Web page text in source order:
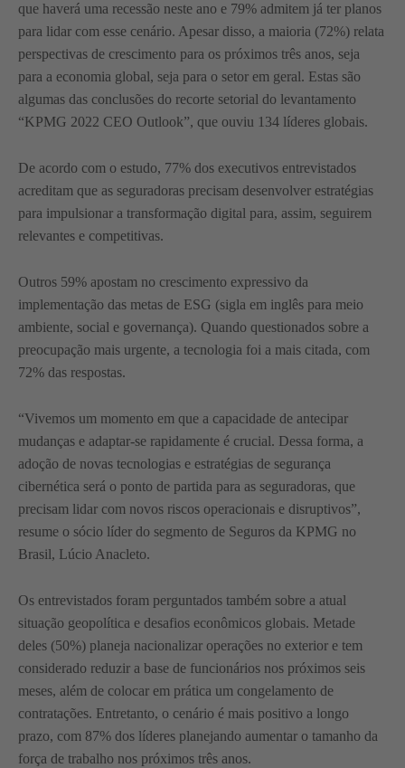
que haverá uma recessão neste ano e 79% admitem já ter planos
para lidar com esse cenário. Apesar disso, a maioria (72%) relata
perspectivas de crescimento para os próximos três anos, seja
para a economia global, seja para o setor em geral. Estas são
algumas das conclusões do recorte setorial do levantamento
“KPMG 2022 CEO Outlook”, que ouviu 134 líderes globais.
De acordo com o estudo, 77% dos executivos entrevistados
acreditam que as seguradoras precisam desenvolver estratégias
para impulsionar a transformação digital para, assim, seguirem
relevantes e competitivas.
Outros 59% apostam no crescimento expressivo da
implementação das metas de ESG (sigla em inglês para meio
ambiente, social e governança). Quando questionados sobre a
preocupação mais urgente, a tecnologia foi a mais citada, com
72% das respostas.
“Vivemos um momento em que a capacidade de antecipar
mudanças e adaptar-se rapidamente é crucial. Dessa forma, a
adoção de novas tecnologias e estratégias de segurança
cibernética será o ponto de partida para as seguradoras, que
precisam lidar com novos riscos operacionais e disruptivos”,
resume o sócio líder do segmento de Seguros da KPMG no
Brasil, Lúcio Anacleto.
Os entrevistados foram perguntados também sobre a atual
situação geopolítica e desafios econômicos globais. Metade
deles (50%) planeja nacionalizar operações no exterior e tem
considerado reduzir a base de funcionários nos próximos seis
meses, além de colocar em prática um congelamento de
contratações. Entretanto, o cenário é mais positivo a longo
prazo, com 87% dos líderes planejando aumentar o tamanho da
força de trabalho nos próximos três anos.